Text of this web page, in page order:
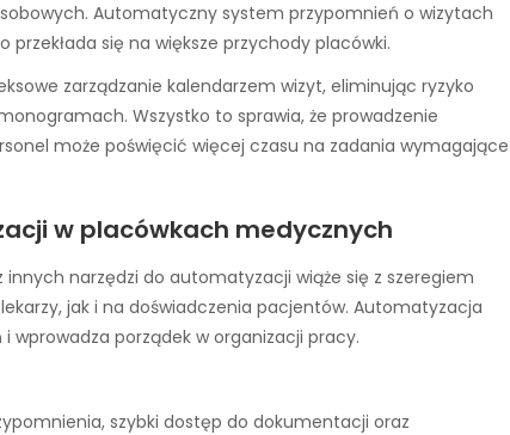
Automatyczny system przypomnień o wizytach
się na większe przychody placówki.
zarządzanie kalendarzem wizyt, eliminując ryzyko
Wszystko to sprawia, że prowadzenie
może poświęcić więcej czasu na zadania wymagające
w placówkach medycznych
innych narzędzi do automatyzacji wiąże się z szeregiem
jak i na doświadczenia pacjentów. Automatyzacja
wprowadza porządek w organizacji pracy.
szybki dostęp do dokumentacji oraz